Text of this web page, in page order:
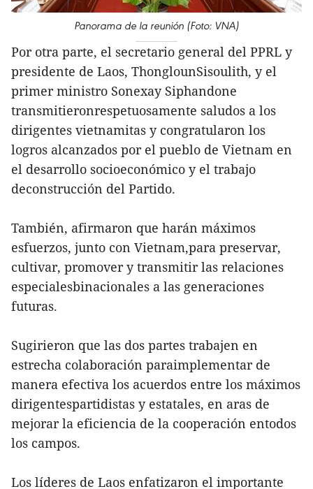
Panorama de la reunión (Foto: VNA)
Por otra parte, el secretario general del PPRL y
presidente de Laos, ThonglounSisoulith, y el
primer ministro Sonexay Siphandone
transmitieronrespetuosamente saludos a los
dirigentes vietnamitas y congratularon los
logros alcanzados por el pueblo de Vietnam en
el desarrollo socioeconómico y el trabajo
deconstrucción del Partido.
También, afirmaron que harán máximos
esfuerzos, junto con Vietnam,para preservar,
cultivar, promover y transmitir las relaciones
especialesbinacionales a las generaciones
futuras.
Sugirieron que las dos partes trabajen en
estrecha colaboración paraimplementar de
manera efectiva los acuerdos entre los máximos
dirigentespartidistas y estatales, en aras de
mejorar la eficiencia de la cooperación entodos
los campos.
Los líderes de Laos enfatizaron el importante